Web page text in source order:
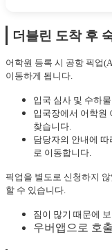
더블린 도착 후
어학원 등록 시 공항 픽업
이동하게 됩니다.
입국 심사 및 수하
입국장에서 어학원
찾습니다.
담당자의 안내에
로 이동합니다.
픽업을 별도로 신청하지
할 수 있습니다.
짐이 많기 때문에
우버앱으로 호